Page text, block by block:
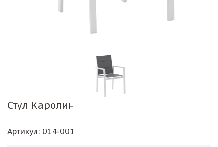
Стул Каролин
Артикул: 014-001